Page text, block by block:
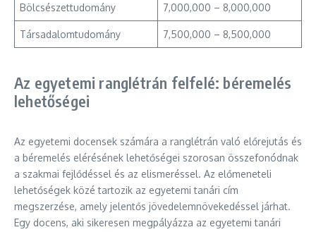
Bölcsészettudomány 7,000,000 – 8,000,000
Társadalomtudomány 7,500,000 – 8,500,000
Az egyetemi ranglétrán felfelé: béremelés
lehetőségei
Az egyetemi docensek számára a ranglétrán való előrejutás és
a béremelés elérésének lehetőségei szorosan összefonódnak
a szakmai fejlődéssel és az elismeréssel. Az előmeneteli
lehetőségek közé tartozik az egyetemi tanári cím
megszerzése, amely jelentős jövedelemnövekedéssel járhat.
Egy docens, aki sikeresen megpályázza az egyetemi tanári